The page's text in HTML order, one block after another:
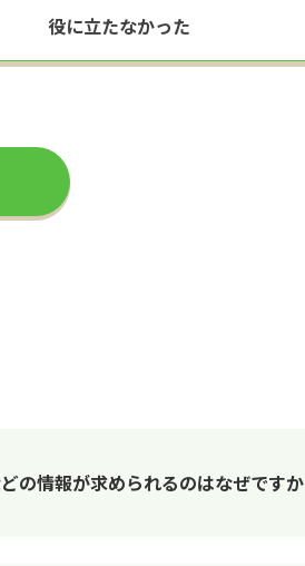
役に立たなかった
の情報が求められるのはなぜですか